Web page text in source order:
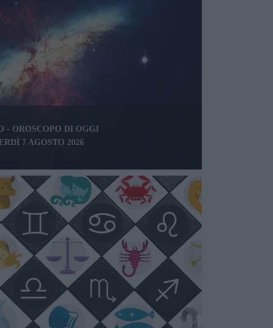
- OROSCOPO DI OGGI
7 AGOSTO 2026